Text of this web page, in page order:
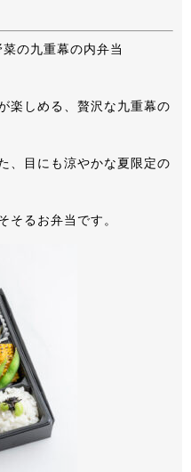
の九重幕の内弁当
楽しめる、贅沢な九重幕の
、目にも涼やかな夏限定の
そるお弁当です。